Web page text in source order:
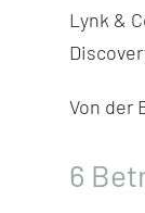
Lynk &
Von der
6